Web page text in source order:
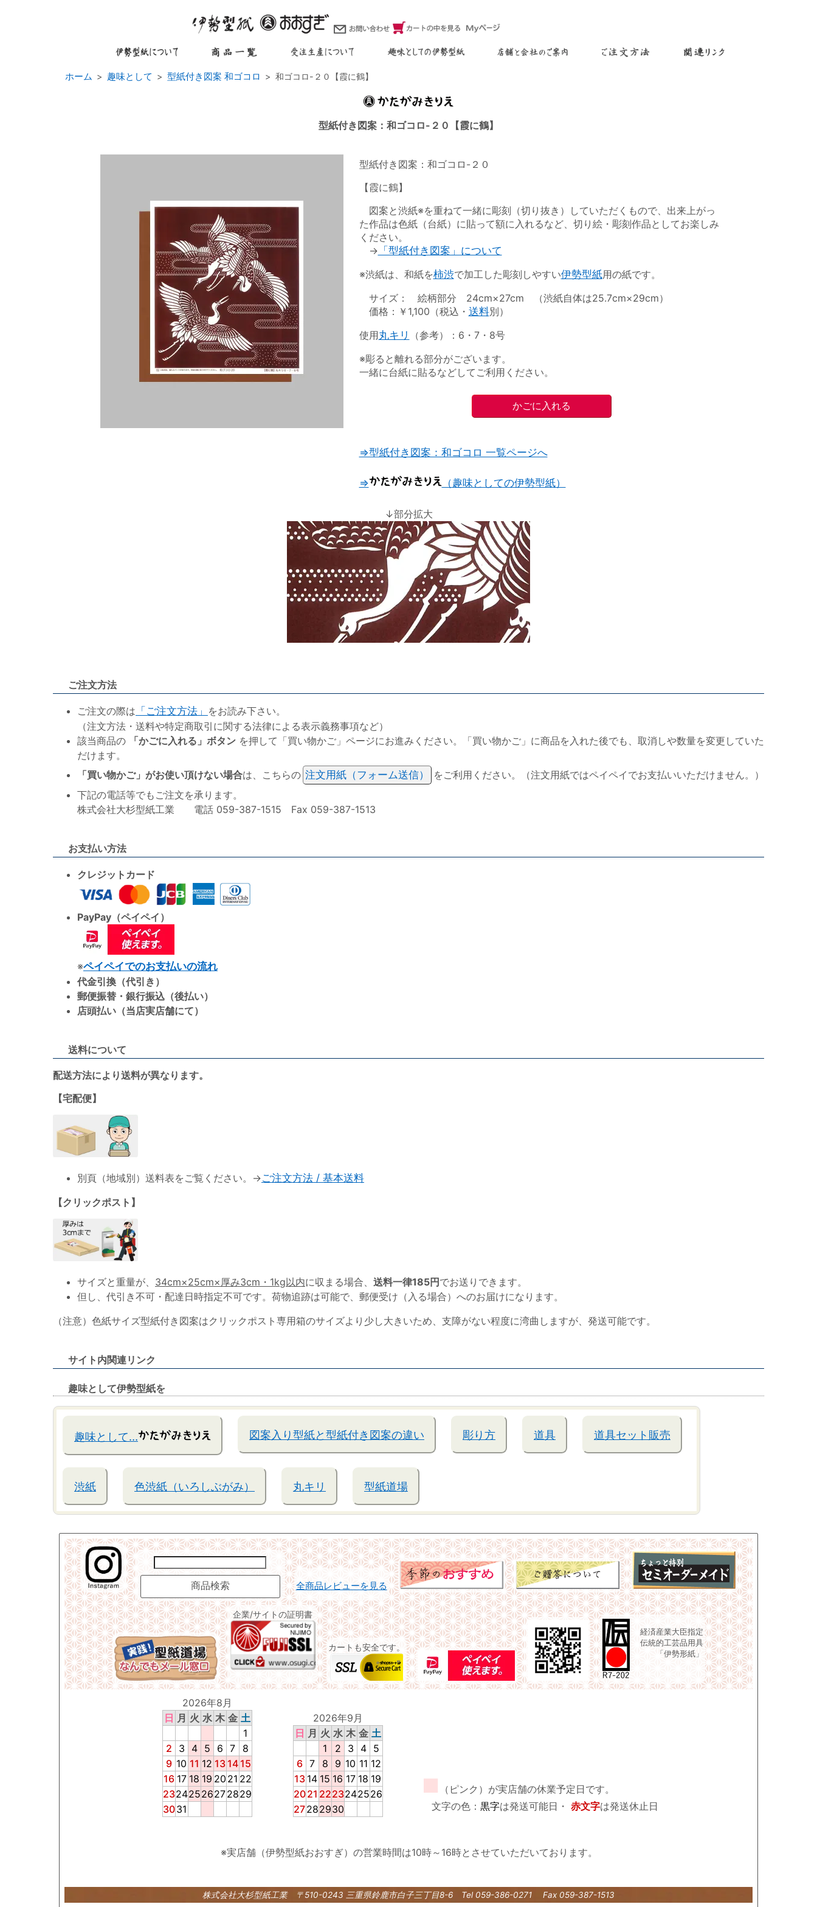
ホーム 趣味として 型紙付き図案 和ゴコロ 和ゴコロ-２０【霞に鶴】
型紙付き図案：和ゴコロ-２０【霞に鶴】
型紙付き図案：和ゴコロ-２０
【霞に鶴】
図案と渋紙※を重ねて一緒に彫刻（切り抜き）していただくもので、出来上がっ
た作品は色紙（台紙）に貼って額に入れるなど、切り絵・彫刻作品としてお楽しみ
ください。
→ 「型紙付き図案」について
※渋紙は、和紙を柿渋で加工した彫刻しやすい伊勢型紙用の紙です。
サイズ： 絵柄部分 24cm×27cm （渋紙自体は25.7cm×29cm）
価格：￥1,100（税込・ 送料別）
使用丸キリ
（参考）：6・7・8号
※彫ると離れる部分がございます。
一緒に台紙に貼るなどしてご利用ください。
⇒型紙付き図案：和ゴコロ 一覧ページへ
⇒ （趣味としての伊勢型紙）
↓部分拡大
ご注文方法
ご注文の際は 「ご注文方法」 をお読み下さい。
（注文方法・送料や特定商取引に関する法律による表示義務事項など）
該当商品の
「かごに入れる」ボタン を押して「買い物かご」ページにお進みください。「買い物かご」に商品を入れた後でも、取消しや数量を変更していた
だけます。
「買い物かご」がお使い頂けない場合は、こちらの 注文用紙（フォーム送信）
をご利用ください。（注文用紙ではペイペイでお支払いいただけません。）
下記の電話等でもご注文を承ります。
株式会社大杉型紙工業 電話 059-387-1515 Fax 059-387-1513
お支払い方法
クレジットカード
PayPay（ペイペイ）
※ペイペイでのお支払いの流れ
代金引換（代引き）
郵便振替・銀行振込（後払い）
店頭払い（当店実店舗にて）
送料について
配送方法により送料が異なります。
【宅配便】
別頁（地域別）送料表をご覧ください。→ご注文方法 / 基本送料
【クリックポスト】
サイズと重量が、 34cm×25cm×厚み3cm・1kg以内に収まる場合、 送料一律185円 でお送りできます。
但し、代引き不可・配達日時指定不可です。荷物追跡は可能で、郵便受け（入る場合）へのお届けになります。
（注意）色紙サイズ型紙付き図案はクリックポスト専用箱のサイズより少し大きいため、支障がない程度に湾曲しますが、発送可能です。
サイト内関連リンク
趣味として伊勢型紙を
趣味として… 図案入り型紙と型紙付き図案の違い 彫り方 道具 道具セット販売
渋紙 色渋紙（いろしぶがみ） 丸キリ 型紙道場
全商品レビューを見る
企業/サイトの証明書
カートも安全です。
経済産業大臣指定
伝統的工芸品用具
「伊勢形紙」
2026年8月
日 月 火 水 木 金 土
1
2
3 4 5 6 7
8
9 10 11 12 13 14 15
16 17 18 19 20 21 22
23242526272829
3031
2026年9月
日 月 火 水 木 金 土
1
2 3 4
5
6 7 8 9 10 11 12
13 14 15 16 17 18 19
2021 2223242526
27282930
■
（ピンク）が実店舗の休業予定日です。
文字の色： 黒字は発送可能日・ 赤文字は発送休止日
※実店舗（伊勢型紙おおすぎ）の営業時間は10時～16時とさせていただいております。
株式会社大杉型紙工業 〒510-0243 三重県鈴鹿市白子三丁目8-6 Tel 059-386-0271 Fax 059-387-1513